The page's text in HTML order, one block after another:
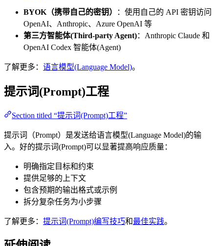
BYOK（携带自己的密钥）
：使用自己的 API 密钥访问
OpenAI、Anthropic、Azure OpenAI 等
第三方智能体(Third-party Agent)：Anthropic Claude 和
OpenAI Codex 智能体(Agent)
了解更多： 语言模型(Language Model)。
提示词(Prompt)工程
Section titled “提示词(Prompt)工程”
提示词（Prompt）是发送给语言模型(Language Model)的输
入。好的提示词(Prompt)可以显著提高响应质量：
明确指定目标和约束
提供足够的上下文
包含预期的输出格式或示例
拆分复杂任务为小步骤
了解更多： 提示词(Prompt)编写技巧和最佳实践。